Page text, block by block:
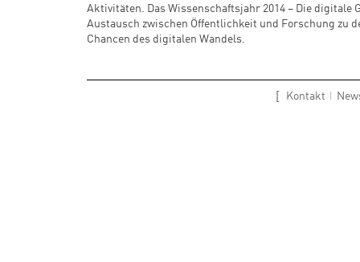
Aktivitäten. Das Wissenschaftsjahr 2014 – Die digitale
Austausch zwischen Öffentlichkeit und Forschung zu
Chancen des digitalen Wandels.
Kontakt